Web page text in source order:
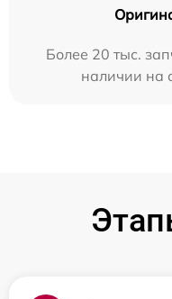
Более 20 тыс.
наличии на